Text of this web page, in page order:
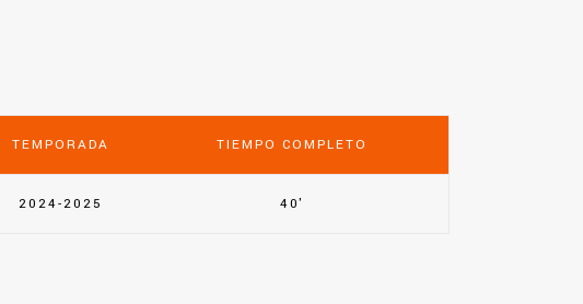
TEMPORADA TIEMPO COMPLETO
2024-2025 40'